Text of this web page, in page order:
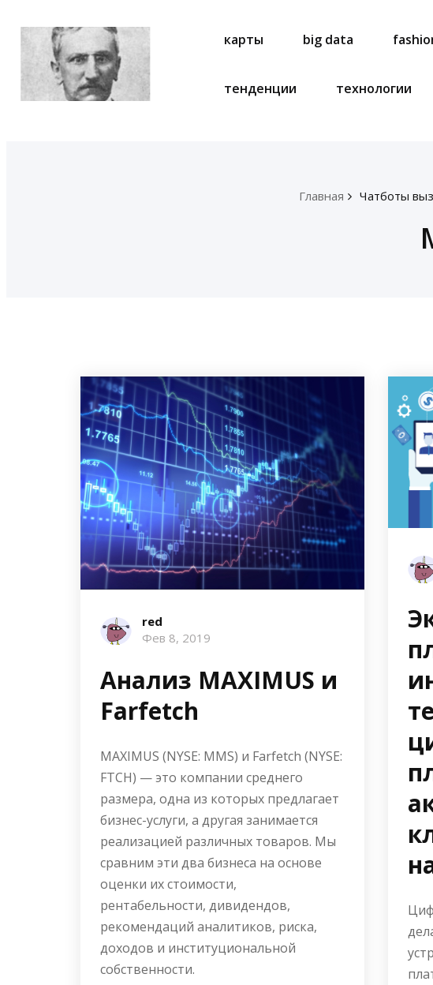
карты big data
тенденции технологии
Главная Чатботы
red
Фев 8, 2019
Анализ MAXIMUS и
Farfetch
MAXIMUS (NYSE: MMS) и Farfetch (NYSE:
FTCH) — это компании среднего
размера, одна из которых предлагает
бизнес-услуги, а другая занимается
реализацией различных товаров. Мы
сравним эти два бизнеса на основе
оценки их стоимости,
рентабельности, дивидендов,
рекомендаций аналитиков, риска,
доходов и институциональной
собственности.